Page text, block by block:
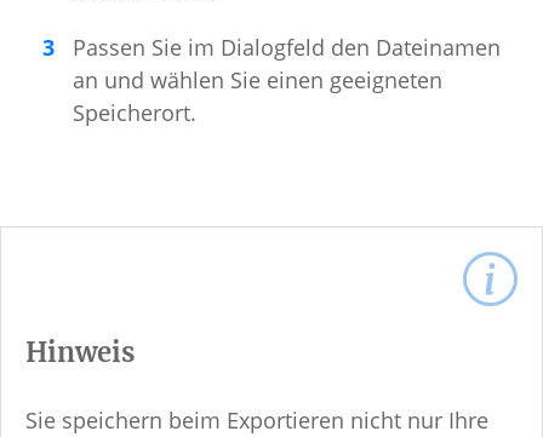
Passen Sie im Dialogfeld den Dateinamen
an und wählen Sie einen geeigneten
Speicherort.
Hinweis
Sie speichern beim Exportieren nicht nur Ihre